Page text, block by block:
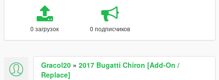
0 загрузок 0 подписчиков
Gracol20 » 2017 Bugatti Chiron [Add-On /
Replace]